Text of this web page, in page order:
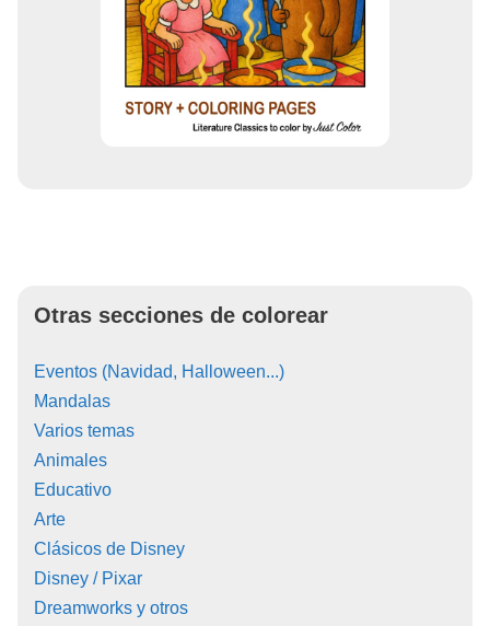
Otras secciones de colorear
Eventos (Navidad, Halloween...)
Mandalas
Varios temas
Animales
Educativo
Arte
Clásicos de Disney
Disney / Pixar
Dreamworks y otros